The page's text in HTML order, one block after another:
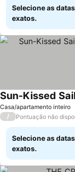
Selecione as
exatos.
Casa/apartamento inteiro
Ver preços
/ Pontuação não
Selecione as
exatos.